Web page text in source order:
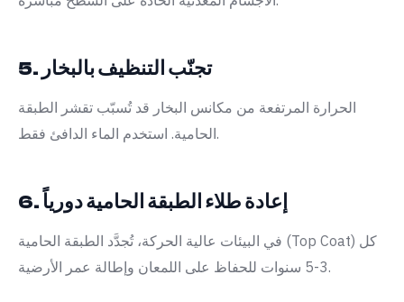
5. تجنّب التنظيف بالبخار
الحرارة المرتفعة من مكانس البخار قد تُسبّب تقشر الطبقة
الحامية. استخدم الماء الدافئ فقط.
6. إعادة طلاء الطبقة الحامية دورياً
في البيئات عالية الحركة، تُجدَّد الطبقة الحامية (Top Coat) كل
3-5 سنوات للحفاظ على اللمعان وإطالة عمر الأرضية.